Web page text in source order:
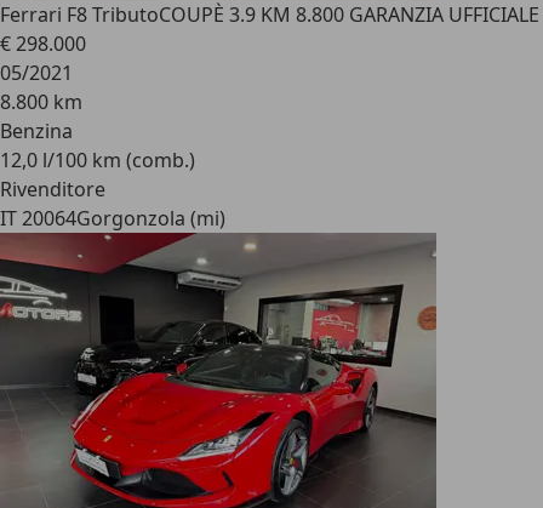
Ferrari F8 TributoCOUPÈ 3.9 KM 8.800 GARANZIA UFFICIALE
€ 298.000
05/2021
8.800 km
Benzina
12,0 l/100 km (comb.)
Rivenditore
IT 20064Gorgonzola (mi)